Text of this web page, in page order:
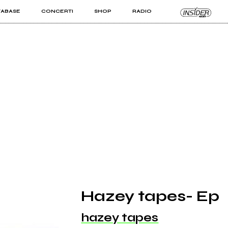
CONCERTI SHOP RADIO
PRO
Hazey tapes- Ep
hazey tapes